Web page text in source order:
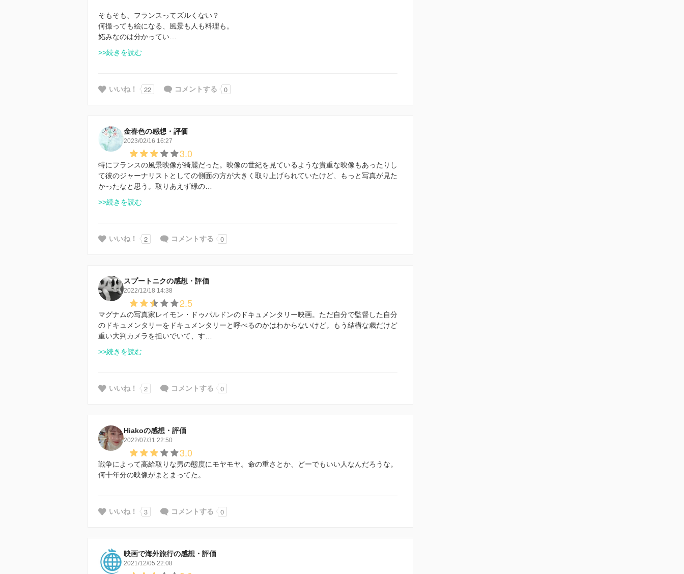
そもそも、フランスってズルくない？
何撮っても絵になる、風景も人も料理も。
妬みなのは分かってい…
>>続きを読む
いいね！ 22 コメントする 0
金春色の感想・評価
2023/02/16 16:27
3.0
特にフランスの風景映像が綺麗だった。映像の世紀を見ているような貴重な映像もあったりし
て彼のジャーナリストとしての側面の方が大きく取り上げられていたけど、もっと写真が見た
かったなと思う。取りあえず緑の…
>>続きを読む
いいね！ 2 コメントする 0
スプートニクの感想・評価
2022/12/18 14:38
2.5
マグナムの写真家レイモン・ドゥパルドンのドキュメンタリー映画。ただ自分で監督した自分
のドキュメンタリーをドキュメンタリーと呼べるのかはわからないけど。もう結構な歳だけど
重い大判カメラを担いでいて、す…
>>続きを読む
いいね！ 2 コメントする 0
Hiakoの感想・評価
2022/07/31 22:50
3.0
戦争によって高給取りな男の態度にモヤモヤ。命の重さとか、どーでもいい人なんだろうな。
何十年分の映像がまとまってた。
いいね！ 3 コメントする 0
映画で海外旅行の感想・評価
2021/12/05 22:08